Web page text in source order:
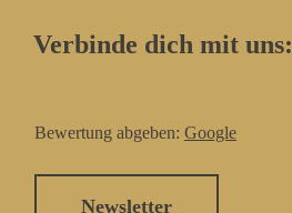
Verbinde dich mit uns:
Bewertung abgeben: Google
Newsletter